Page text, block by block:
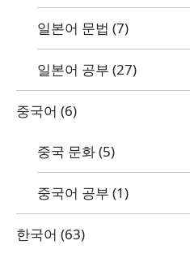
일본어 문법 (7)
일본어 공부 (27)
중국어 (6)
중국 문화(5)
중국어 공부 (1)
한국어 (63)